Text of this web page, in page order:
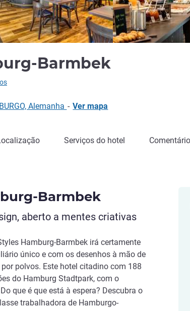
Barmbek
Alemanha - Ver mapa
Serviços do hotel
Barmbek
aberto a mentes criativas
Hamburg-Barmbek irá certamente
único e com os desenhos à mão de
polvos. Este hotel citadino com 188
do Hamburg Stadtpark, com o
que é que está à espera? Descubra o
trabalhadora de Hamburgo-